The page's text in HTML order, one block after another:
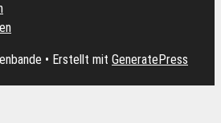
• Erstellt mit GeneratePress